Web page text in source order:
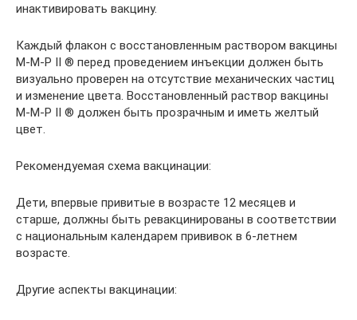
инактивировать вакцину.
Каждый флакон с восстановленным раствором вакцины
М-М-Р II ® перед проведением инъекции должен быть
визуально проверен на отсутствие механических частиц
и изменение цвета. Восстановленный раствор вакцины
М-М-Р II ® должен быть прозрачным и иметь желтый
цвет.
Рекомендуемая схема вакцинации:
Дети, впервые привитые в возрасте 12 месяцев и
старше, должны быть ревакцинированы в соответствии
с национальным календарем прививок в 6-летнем
возрасте.
Другие аспекты вакцинации: